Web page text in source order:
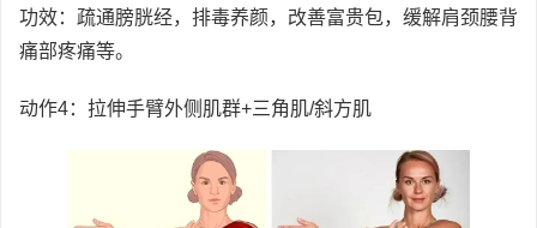
功效：疏通膀胱经，排毒养颜，改善富贵包，缓解肩颈腰背
痛部疼痛等。
动作4：拉伸手臂外侧肌群+三角肌/斜方肌